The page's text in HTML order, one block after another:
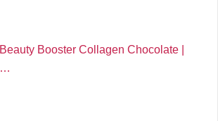
Beauty Booster Collagen Chocolate |
…